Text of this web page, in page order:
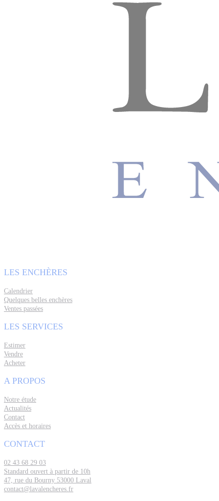
LES ENCHÈRES
Calendrier
Quelques belles enchères
Ventes passées
LES SERVICES
Estimer
Vendre
Acheter
A PROPOS
Notre étude
Actualités
Contact
Accès et horaires
CONTACT
02 43 68 29 03
Standard ouvert à partir de 10h
47, rue du Bourny 53000 Laval
contact@lavalencheres.fr